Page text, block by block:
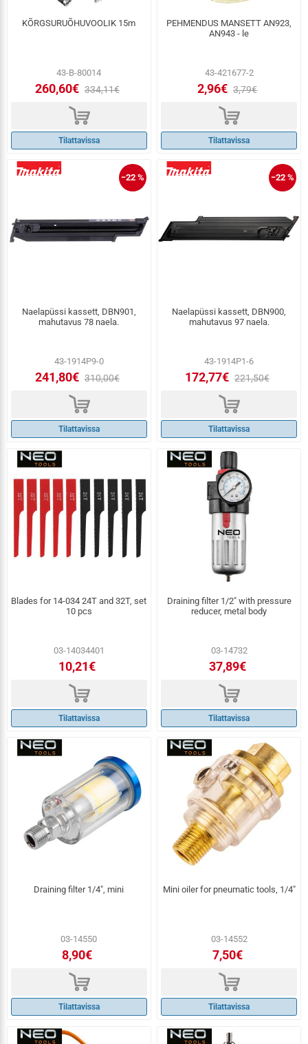
KÕRGSURUÕHUVOOLIK 15m
43-B-80014
260,60€ 334,11€
d
Tilattavissa
PEHMENDUS MANSETT AN923,
AN943 - le
43-421677-2
2,96€ 3,79€
d
Tilattavissa
−22 %
Naelapüssi kassett, DBN901,
mahutavus 78 naela.
43-1914P9-0
241,80€ 310,00€
d
Tilattavissa
−22 %
Naelapüssi kassett, DBN900,
mahutavus 97 naela.
43-1914P1-6
172,77€ 221,50€
d
Tilattavissa
Blades for 14-034 24T and 32T, set
10 pcs
03-14034401
10,21€
d
Tilattavissa
Draining filter 1/2" with pressure
reducer, metal body
03-14732
37,89€
d
Tilattavissa
Draining filter 1/4", mini
03-14550
8,90€
d
Tilattavissa
Mini oiler for pneumatic tools, 1/4"
03-14552
7,50€
d
Tilattavissa